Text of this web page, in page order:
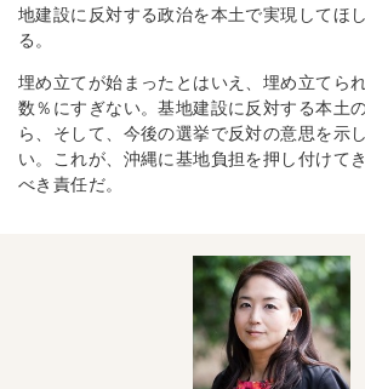
地建設に反対する政治を本土で実現してほ
る。
埋め立てが始まったとはいえ、埋め立てら
数％にすぎない。基地建設に反対する本土
ら、そして、今後の選挙で反対の意思を示
い。これが、沖縄に基地負担を押し付けて
べき責任だ。